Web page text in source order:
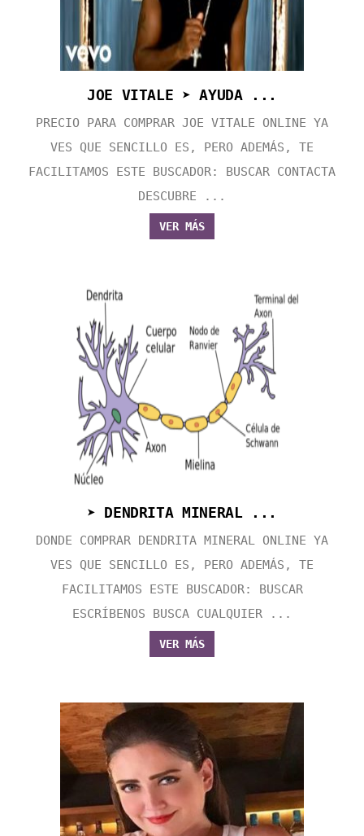
JOE VITALE ➤ AYUDA ...
PRECIO PARA COMPRAR JOE VITALE ONLINE YA
VES QUE SENCILLO ES, PERO ADEMÁS, TE
FACILITAMOS ESTE BUSCADOR: BUSCAR CONTACTA
DESCUBRE ...
VER MÁS
➤ DENDRITA MINERAL ...
DONDE COMPRAR DENDRITA MINERAL ONLINE YA
VES QUE SENCILLO ES, PERO ADEMÁS, TE
FACILITAMOS ESTE BUSCADOR: BUSCAR
ESCRÍBENOS BUSCA CUALQUIER ...
VER MÁS